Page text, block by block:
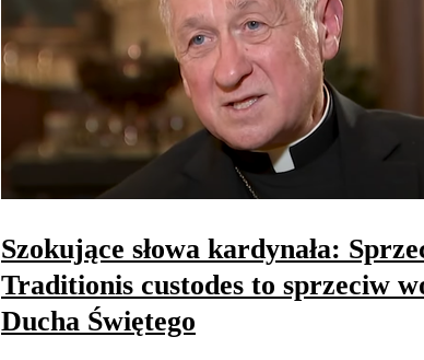
Szokujące słowa kardynała:
Traditionis custodes to sprzeciw
Ducha Świętego